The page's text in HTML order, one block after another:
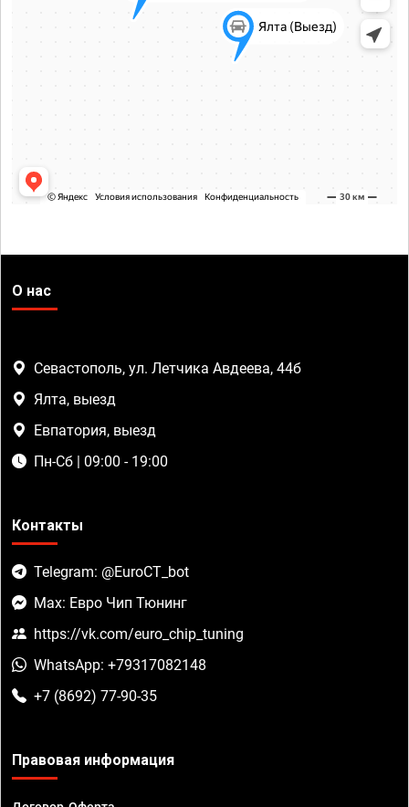
О нас
Севастополь, ул. Летчика Авдеева, 44б
Ялта, выезд
Евпатория, выезд
Пн-Сб | 09:00 - 19:00
Контакты
Telegram: @EuroCT_bot
Max: Евро Чип Тюнинг
https://vk.com/euro_chip_tuning
WhatsApp: +79317082148
+7 (8692) 77-90-35
Правовая информация